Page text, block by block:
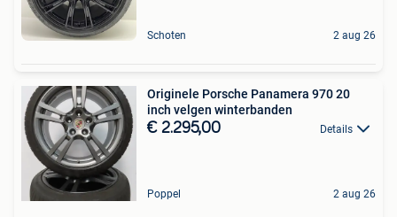
Schoten 2 aug 26
Originele Porsche Panamera 970 20
inch velgen winterbanden
€ 2.295,00 Details
Poppel 2 aug 26